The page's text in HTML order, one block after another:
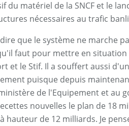
du matériel de la SNCF et le
nécessaires au trafic
que le système ne marche
faut pour mettre en situation
et le Stif. Il a souffert aussi
puisque depuis
de l'Equipement et au
nouvelles le plan de 18
hauteur de 12 milliards. Je